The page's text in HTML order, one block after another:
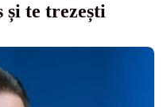
și te trezești